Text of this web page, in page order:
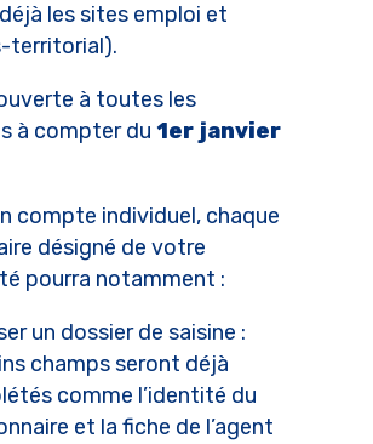
les sites emploi et
territorial).
à toutes les
à compter du 1er janvier
compte individuel, chaque
désigné de votre
pourra notamment :
un dossier de saisine :
champs seront déjà
comme l’identité du
et la fiche de l’agent